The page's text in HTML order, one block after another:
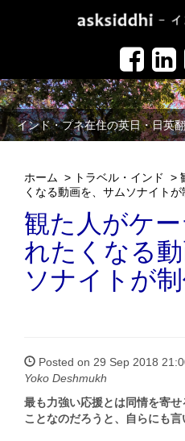
インド・プネ在住の英日・日英
ホーム > トラベル・インド >
くなる動画を、サムソナイトが
観た人がケ
れたくなる
ソナイトが
Posted on 29 Sep 2018
Yoko Deshmukh
最も力強い応援とは同情を寄
ことなのだろうと、自らにも言